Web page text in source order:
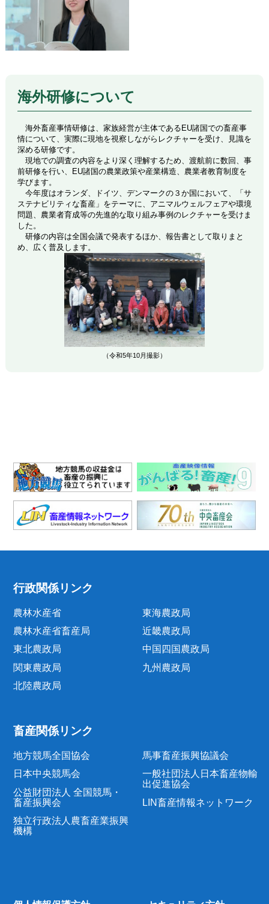
海外研修について
（令和5年10月撮影）
海外畜産事情研修は、家族経営が主体であるEU諸国での畜産事
情について、実際に現地を視察しながらレクチャーを受け、見識を
深める研修です。
現地での調査の内容をより深く理解するため、渡航前に数回、事
前研修を行い、EU諸国の農業政策や産業構造、農業者教育制度を
学びます。
今年度はオランダ、ドイツ、デンマークの３か国において、「サ
ステナビリティな畜産」をテーマに、アニマルウェルフェアや環境
問題、農業者育成等の先進的な取り組み事例のレクチャーを受けま
した。
研修の内容は全国会議で発表するほか、報告書として取りまと
め、広く普及します。
行政関係リンク
農林水産省
農林水産省畜産局
東北農政局
関東農政局
北陸農政局
東海農政局
近畿農政局
中国四国農政局
九州農政局
畜産関係リンク
地方競馬全国協会
日本中央競馬会
公益財団法人 全国競馬・
畜産振興会
独立行政法人農畜産業振興
機構
馬事畜産振興協議会
一般社団法人日本畜産物輸
出促進協会
LIN畜産情報ネットワーク